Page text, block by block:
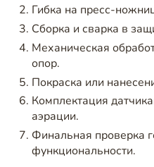
Гибка на пресс-
Сборка и сварка в
Механическая
опор.
Покраска или
Комплектация
аэрации.
Финальная проверка
функциональности.